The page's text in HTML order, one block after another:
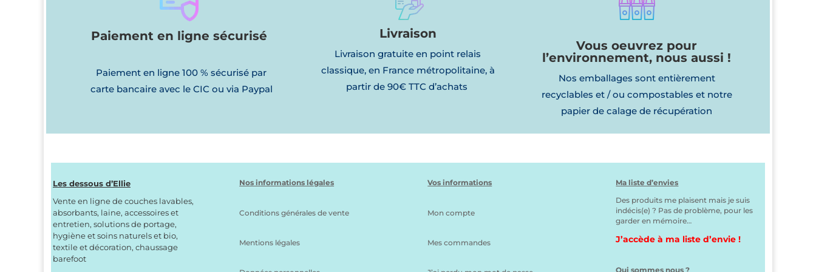
Paiement en ligne sécurisé
Paiement en ligne 100 % sécurisé par
carte bancaire avec le CIC ou via Paypal
Livraison
Livraison gratuite en point relais
classique, en France métropolitaine, à
partir de 90€ TTC d’achats
Vous oeuvrez pour
l’environnement, nous aussi !
Nos emballages sont entièrement
recyclables et / ou compostables et notre
papier de calage de récupération
Les dessous d’Ellie
Vente en ligne de couches lavables,
absorbants, laine, accessoires et
entretien, solutions de portage,
hygiène et soins naturels et bio,
textile et décoration, chaussage
barefoot
Nos informations légales
Conditions générales de vente
Mentions légales
Vos informations
Mon compte
Mes commandes
Ma liste d’envies
Des produits me plaisent mais je suis
indécis(e) ? Pas de problème, pour les
garder en mémoire…
J’accède à ma liste d’envie !
Qui sommes nous ?